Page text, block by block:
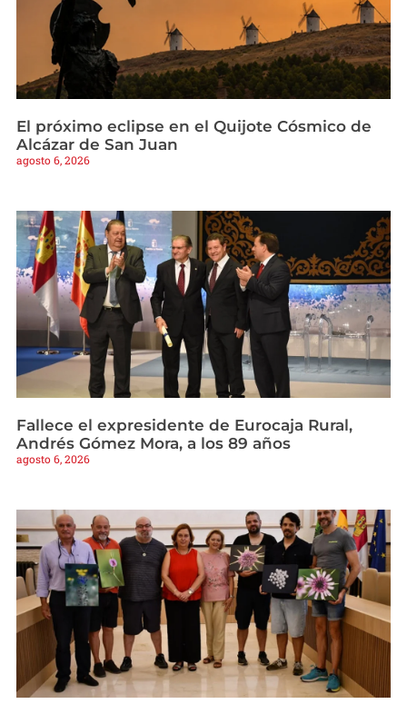
El próximo eclipse en el Quijote Cósmico de
Alcázar de San Juan
agosto 6, 2026
Fallece el expresidente de Eurocaja Rural,
Andrés Gómez Mora, a los 89 años
agosto 6, 2026